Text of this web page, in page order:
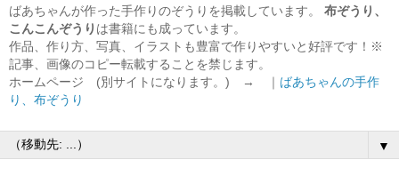
ばあちゃんが作った手作りのぞうりを掲載しています。 布ぞうり、
こんこんぞうり は書籍にも成っています。
作品、作り方、写真、イラストも豊富で作りやすいと好評です！※
記事、画像のコピー転載することを禁じます。
ホームページ (別サイトになります。) → ｜ ばあちゃんの手作
り、布ぞうり
▼